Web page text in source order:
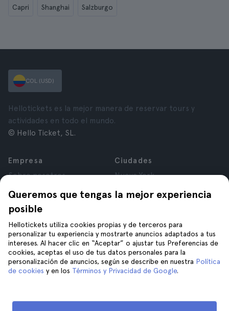
Capri Shanghai Salzburgo
Queremos que tengas la mejor experiencia
posible
Hellotickets utiliza cookies propias y de terceros para
personalizar tu experiencia y mostrarte anuncios adaptados a tus
intereses. Al hacer clic en “Aceptar” o ajustar tus Preferencias de
cookies, aceptas el uso de tus datos personales para la
personalización de anuncios, según se describe en nuestra Política
de cookies y en los Términos y Privacidad de Google.
COL (USD)
Hellotickets es la mejor manera de reservar tours y
actividades en todo el mundo.
© Hello Ticket, SL.
Empresa
Sobre nosotros
Afiliados
Opiniones
Privacidad
Términos y Condiciones
Aviso Legal
Cookies
Ciudades
Nueva York
París
Granada
Cracovia
Tenerife
Ayuda